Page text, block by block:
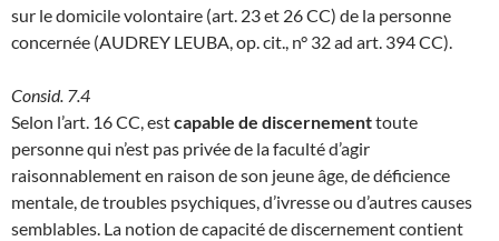
sur le domicile volontaire (art. 23 et 26 CC) de la personne
concernée (AUDREY LEUBA, op. cit., n° 32 ad art. 394 CC).
Consid. 7.4
Selon l’art. 16 CC, estcapable de discernementtoute
personne qui n’est pas privée de la faculté d’agir
raisonnablement en raison de son jeune âge, de déficience
mentale, de troubles psychiques, d’ivresse ou d’autres causes
semblables. La notion de capacité de discernement contient